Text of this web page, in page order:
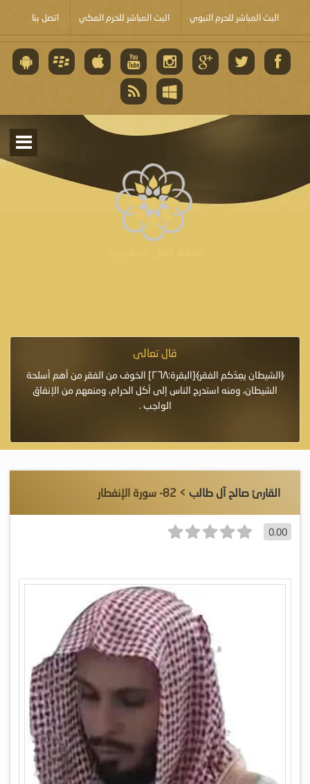
البث المباشر للحرم النبوي البث المباشر للحرم المكي اتصل بنا
قال تعالى
﴿الشيطان يعِدُكم الفقر﴾[البقرة:٢٦٨] الخوف من الفقر من أهم أسلحة
الشيطان، ومنه استدرج الناس إلى أكل الحرام، ومنعهم من الإنفاق
الواجب .
القارئ صالح آل طالب > 82- سورة الإنفطار
0.00